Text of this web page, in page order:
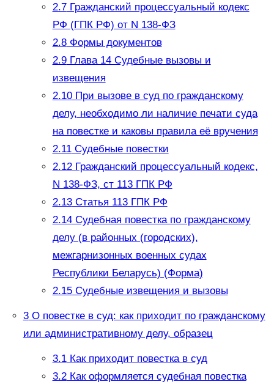
2.7Гражданский процессуальный кодекс
РФ (ГПК РФ) от N 138-ФЗ
2.8Формы документов
2.9Глава 14 Судебные вызовы и
извещения
2.10При вызове в суд по гражданскому
делу, необходимо ли наличие печати суда
на повестке и каковы правила её вручения
2.11Судебные повестки
2.12Гражданский процессуальный кодекс,
N 138-ФЗ, ст 113 ГПК РФ
2.13Статья 113 ГПК РФ
2.14Судебная повестка по гражданскому
делу (в районных (городских),
межгарнизонных военных судах
Республики Беларусь) (Форма)
2.15Судебные извещения и вызовы
3О повестке в суд: как приходит по гражданскому
или административному делу, образец
3.1Как приходит повестка в суд
3.2Как оформляется судебная повестка